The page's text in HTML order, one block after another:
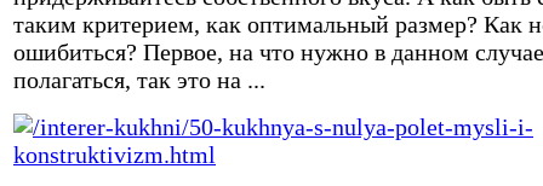
таким критерием, как оптимальный размер? Как
ошибиться? Первое, на что нужно в данном случае
полагаться, так это на ...